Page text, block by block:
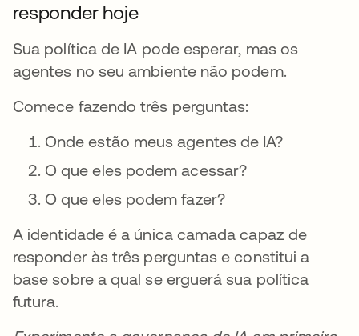
responder hoje
Sua política de IA pode esperar, mas os
agentes no seu ambiente não podem.
Comece fazendo três perguntas:
Onde estão meus agentes de IA?
O que eles podem acessar?
O que eles podem fazer?
A identidade é a única camada capaz de
responder às três perguntas e constitui a
base sobre a qual se erguerá sua política
futura.